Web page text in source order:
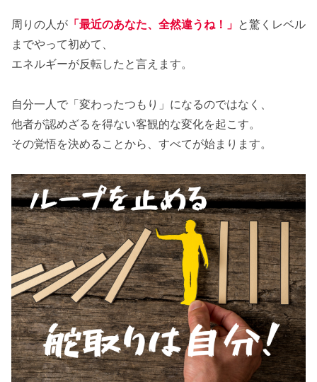
周りの人が 「最近のあなた、全然違うね！」 と驚くレベル
までやって初めて、
エネルギーが反転したと言えます。
自分一人で「変わったつもり」になるのではなく、
他者が認めざるを得ない客観的な変化を起こす。
その覚悟を決めることから、すべてが始まります。